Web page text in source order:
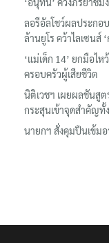
‘อนุทิน’ ควงภริยาชม
ลอรีอัลโชว์ผลประกอ
ล้านยูโร คว้าไลเซน
‘แม่เด็ก 14’ ยกมือไ
ครอบครัวผู้เสียชีวิต
นิติเวชฯ เผยผลชันสูต
กระสุนเข้าจุดสำคัญทั้